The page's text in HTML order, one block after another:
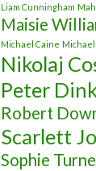
Liam Cunningham
Maisie
Michael Caine Michael
Nikolaj
Peter
Robert
Scarlett
Sophie